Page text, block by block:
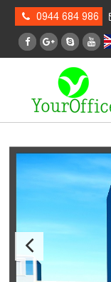
0944 684 986